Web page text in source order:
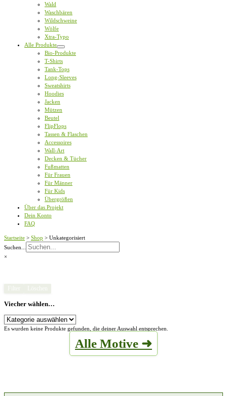
Wald
Waschbären
Wildschweine
Wölfe
Xtra-Typo
Alle Produkte
Bio-Produkte
T-Shirts
Tank-Tops
Long-Sleeves
Sweatshirts
Hoodies
Jacken
Mützen
Beutel
FlipFlops
Tassen & Flaschen
Accessoires
Wall-Art
Decken & Tücher
Fußmatten
Für Frauen
Für Männer
Für Kids
Übergrößen
Über das Projekt
Dein Konto
FAQ
Startseite > Shop > Unkategorisiert
Es wurden keine Produkte gefunden, die deiner Auswahl entsprechen.
Suchen...
×
Viecher wählen…
Viecher
wählen…
Alle Motive ➜